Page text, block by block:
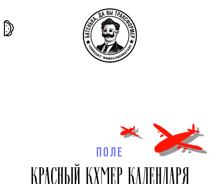
ПОЛЕ
КРАСНЫЙ КХМЕР КАЛЕНДАРЯ